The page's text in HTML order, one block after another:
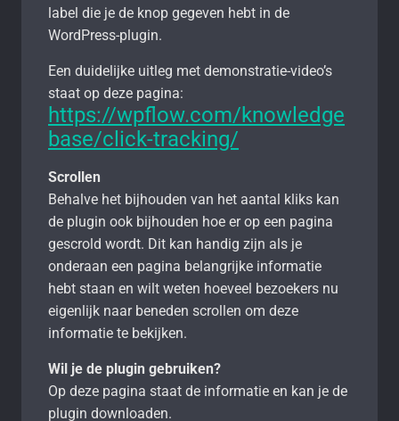
label die je de knop gegeven hebt in de
WordPress-plugin.
Een duidelijke uitleg met demonstratie-video’s
staat op deze pagina:
https://wpflow.com/knowledge
base/click-tracking/
Scrollen
Behalve het bijhouden van het aantal kliks kan
de plugin ook bijhouden hoe er op een pagina
gescrold wordt. Dit kan handig zijn als je
onderaan een pagina belangrijke informatie
hebt staan en wilt weten hoeveel bezoekers nu
eigenlijk naar beneden scrollen om deze
informatie te bekijken.
Wil je de plugin gebruiken?
Op deze pagina staat de informatie en kan je de
plugin downloaden.